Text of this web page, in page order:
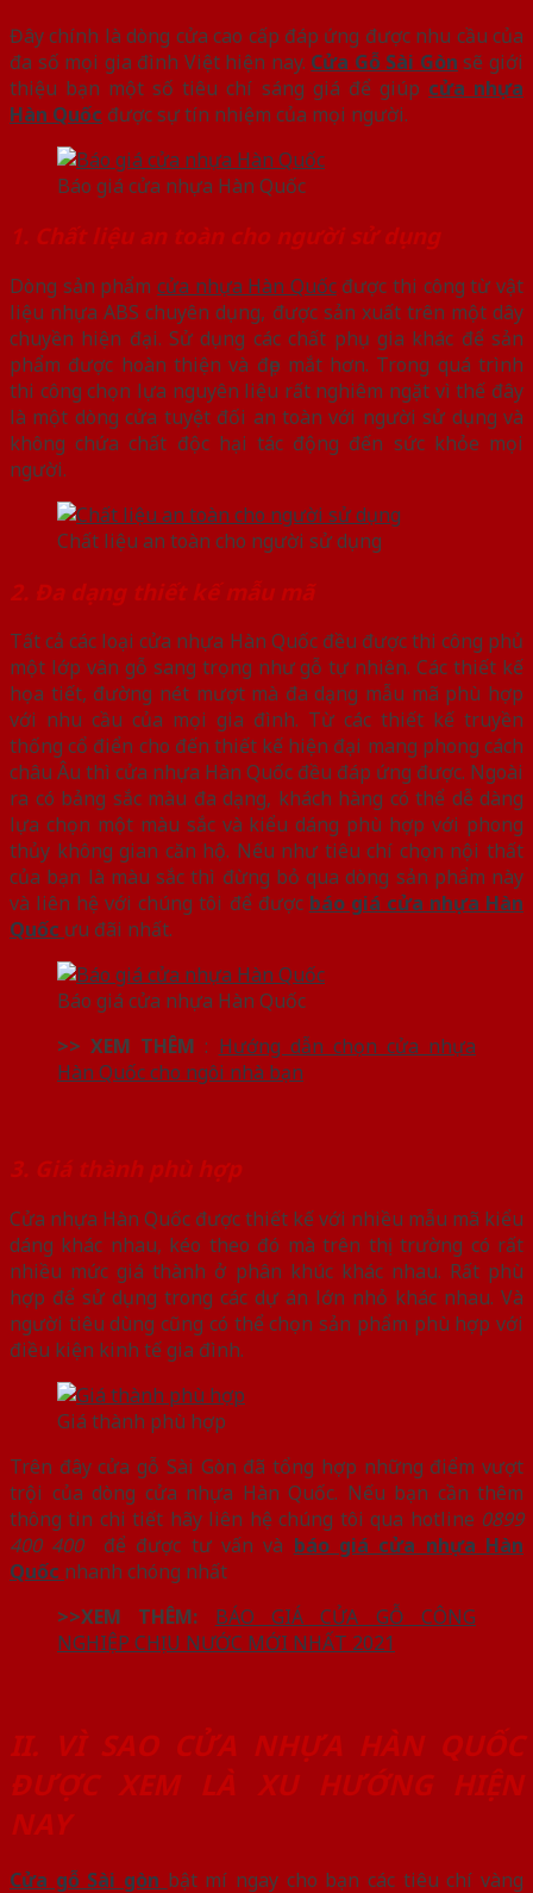
Đây chính là dòng cửa cao cấp đáp ứng được nhu cầu của
đa số mọi gia đình Việt hiện nay. Cửa Gỗ Sài Gòn sẽ giới
thiệu bạn một số tiêu chí sáng giá để giúp cửa nhựa
Hàn Quốc được sự tín nhiệm của mọi người.
Báo giá cửa nhựa Hàn Quốc
1. Chất liệu an toàn cho người sử dụng
Dòng sản phẩm cửa nhựa Hàn Quốcđược thi công từ vật
liệu nhựa ABS chuyên dụng, được sản xuất trên một dây
chuyền hiện đại. Sử dụng các chất phụ gia khác để sản
phẩm được hoàn thiện và đẹp mắt hơn. Trong quá trình
thi công chọn lựa nguyên liệu rất nghiêm ngặt vì thế đây
là một dòng cửa tuyệt đối an toàn với người sử dụng và
không chứa chất độc hại tác động đến sức khỏe mọi
người.
Chất liệu an toàn cho người sử dụng
2. Đa dạng thiết kế mẫu mã
Tất cả các loại cửa nhựa Hàn Quốc đều được thi công phủ
một lớp vân gỗ sang trọng như gỗ tự nhiên. Các thiết kế
họa tiết, đường nét mượt mà đa dạng mẫu mã phù hợp
với nhu cầu của mọi gia đình. Từ các thiết kế truyền
thống cổ điển cho đến thiết kế hiện đại mang phong cách
châu Âu thì cửa nhựa Hàn Quốc đều đáp ứng được. Ngoài
ra có bảng sắc màu đa dạng, khách hàng có thể dễ dàng
lựa chọn một màu sắc và kiểu dáng phù hợp với phong
thủy không gian căn hộ. Nếu như tiêu chí chọn nội thất
của bạn là màu sắc thì đừng bỏ qua dòng sản phẩm này
và liên hệ với chúng tôi để được báo giá cửa nhựa Hàn
Quốc ưu đãi nhất.
Báo giá cửa nhựa Hàn Quốc
>> XEM THÊM : Hướng dẫn chọn cửa nhựa
Hàn Quốc cho ngôi nhà bạn
3. Giá thành phù hợp
Cửa nhựa Hàn Quốc được thiết kế với nhiều mẫu mã kiểu
dáng khác nhau, kéo theo đó mà trên thị trường có rất
nhiều mức giá thành ở phân khúc khác nhau. Rất phù
hợp để sử dụng trong các dự án lớn nhỏ khác nhau. Và
người tiêu dùng cũng có thể chọn sản phẩm phù hợp với
điều kiện kinh tế gia đình.
Giá thành phù hợp
Trên đây cửa gỗ Sài Gòn đã tổng hợp những điểm vượt
trội của dòng cửa nhựa Hàn Quốc. Nếu bạn cần thêm
thông tin chi tiết hãy liên hệ chúng tôi qua hotline 0899
400 400 để được tư vấn và báo giá cửa nhựa Hàn
Quốc nhanh chóng nhất
>>XEM THÊM: BÁO GIÁ CỬA GỖ CÔNG
NGHIỆP CHỊU NƯỚC MỚI NHẤT 2021
II. VÌ SAO CỬA NHỰA HÀN QUỐC
ĐƯỢC XEM LÀ XU HƯỚNG HIỆN
NAY
Cửa gỗ Sài gòn bật mí ngay cho bạn các tiêu chí vàng